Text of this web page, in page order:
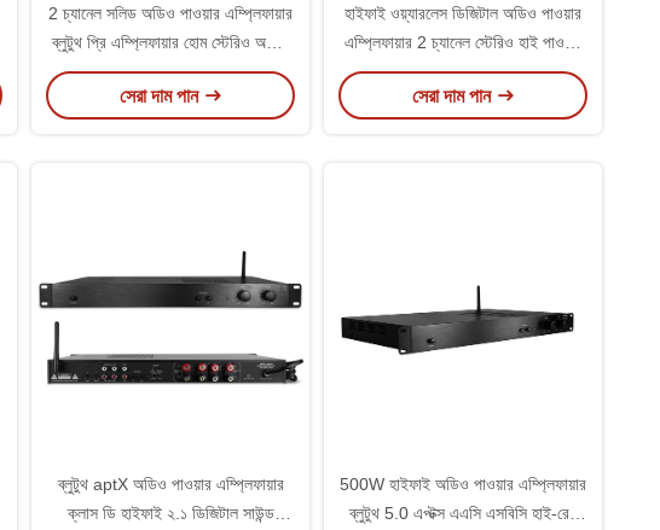
2 চ্যানেল সলিড অডিও পাওয়ার এম্প্লিফায়ার
ব্লুটুথ প্রি এম্প্লিফায়ার হোম স্টেরিও অডিও
পাওয়ার এম্প্লিফায়ার
সেরা দাম পান
হাইফাই ওয়্যারলেস ডিজিটাল অডিও পাওয়ার
এম্প্লিফায়ার 2 চ্যানেল স্টেরিও হাই পাওয়ার
ক্লাস ডি এম্প্লিফায়ার
সেরা দাম পান
ব্লুটুথ aptX অডিও পাওয়ার এম্প্লিফায়ার
ক্লাস ডি হাইফাই ২.১ ডিজিটাল সাউন্ড
500W হাইফাই অডিও পাওয়ার এম্প্লিফায়ার
ব্লুটুথ 5.0 এপ্টক্স এএসি এসবিসি হাই-রেস